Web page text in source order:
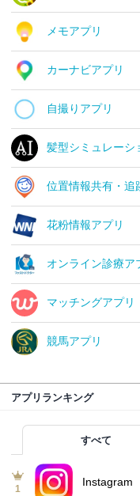
メモアプリ
カーナビアプリ
自撮りアプリ
髪型シミュレーシ
位置情報共有・追
花粉情報アプリ
オンライン診療ア
マッチングアプリ
競馬アプリ
アプリランキング
すべて
1
Instagram